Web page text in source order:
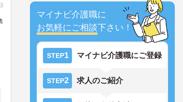
マイナビ介護職に
お気軽にご相談下さい！
STEP1 マイナビ介護職にご登録
STEP2 求人のご紹介